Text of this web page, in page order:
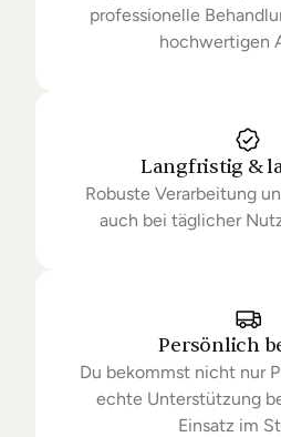
professionelle
hochwertigen
Langfristig &
Robuste Verarbeitung
auch bei täglicher
Persönlich
Du bekommst nicht nur
echte Unterstützung
Einsatz im